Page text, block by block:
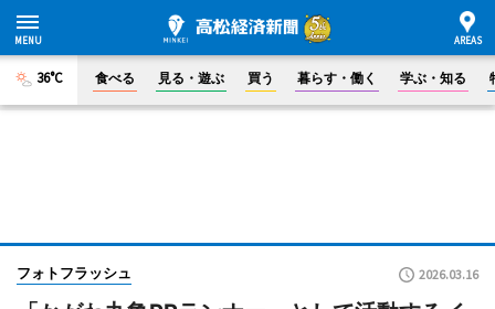
36°C 食べる 見る・遊ぶ 買う 暮らす・働く 学ぶ・知る
フォトフラッシュ 2026.03.16